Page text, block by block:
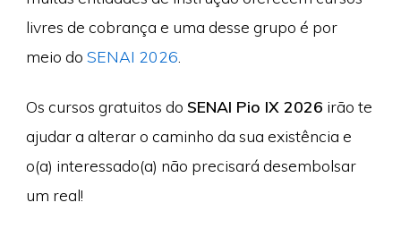
livres de cobrança e uma desse grupo é por
meio do SENAI 2026
Os cursos gratuitos do SENAI Pio IX 2026 irão te
ajudar a alterar o caminho da sua existência e
o(a) interessado(a) não precisará desembolsar
um real!